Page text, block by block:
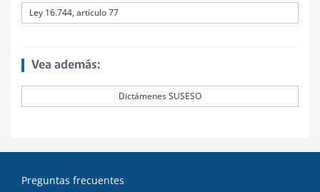
Ley 16.744, artículo 77
Vea además:
Dictámenes SUSESO
Preguntas frecuentes